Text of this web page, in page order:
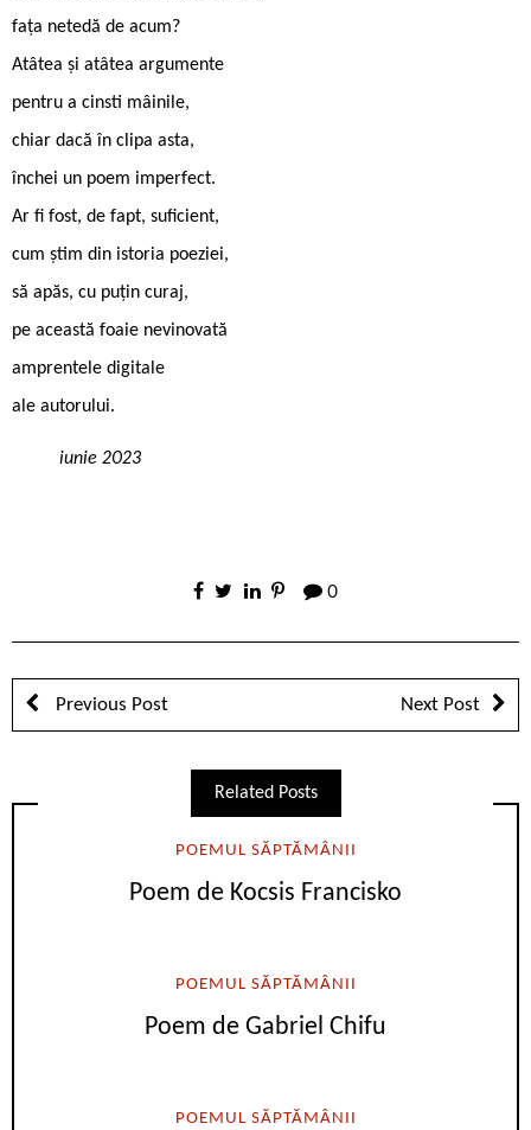
faţa netedă de acum?
Atâtea și atâtea argumente
pentru a cinsti mâinile,
chiar dacă în clipa asta,
închei un poem imperfect.
Ar fi fost, de fapt, suficient,
cum știm din istoria poeziei,
să apăs, cu puţin curaj,
pe această foaie nevinovată
amprentele digitale
ale autorului.
iunie 2023
0
Previous Post Next Post
Related Posts
POEMUL SĂPTĂMÂNII
Poem de Kocsis Francisko
POEMUL SĂPTĂMÂNII
Poem de Gabriel Chifu
POEMUL SĂPTĂMÂNII